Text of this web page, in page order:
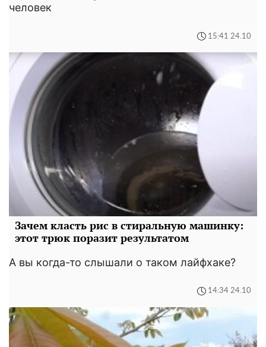
человек
15:41 24.10
Зачем класть рис в стиральную машинку:
этот трюк поразит результатом
А вы когда-то слышали о таком лайфхаке?
14:34 24.10